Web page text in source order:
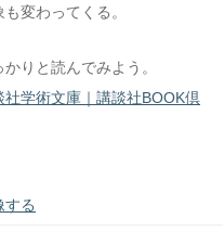
変わってくる。
りと読んでみよう。
学術文庫｜講談社BOOK倶
する